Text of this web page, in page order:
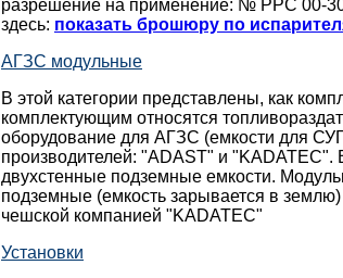
разрешение на применение: № РРС 00-
здесь: показать брошюру по
АГЗС модульные
В этой категории представлены, как
комплектующим относятся
оборудование для АГЗС (емкости для
производителей: "ADAST" и "KADATEC".
двухстенные подземные емкости.
подземные (емкость зарывается в
чешской компанией "KADATEC"
Установки